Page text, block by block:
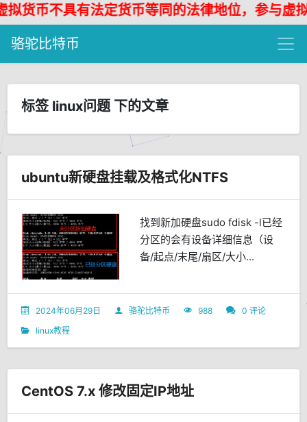
币不具有法定货币等同的法律地位，参与虚拟
骆驼比特币
标签 linux问题 下的文章
ubuntu新硬盘挂载及格式化NTFS
找到新加硬盘sudo fdisk -l已经
分区的会有设备详细信息（设
备/起点/末尾/扇区/大小...
2024年06月29日 骆驼比特币 988
0 评论
linux教程
CentOS 7.x 修改固定IP地址